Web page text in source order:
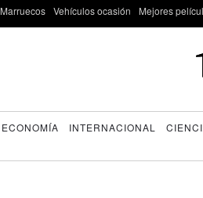
Marruecos Vehículos ocasión Mejores
ECONOMÍA INTERNACIONAL